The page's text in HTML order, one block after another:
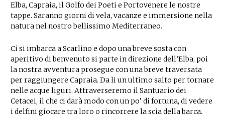
Elba, Capraia, il Golfo dei Poeti e Portovenere le nostre
tappe. Saranno giorni di vela, vacanze e immersione nella
natura nel nostro bellissimo Mediterraneo.
Ci si imbarca a Scarlino e dopo una breve sosta con
aperitivo di benvenuto si parte in direzione dell’Elba, poi
la nostra avventura prosegue con una breve traversata
per raggiungere Capraia. Da li un ultimo salto per tornare
nelle acque liguri. Attraverseremo il Santuario dei
Cetacei, il che ci darà modo con un po’ di fortuna, di vedere
i delfini giocare tra loro o rincorrere la scia della barca.